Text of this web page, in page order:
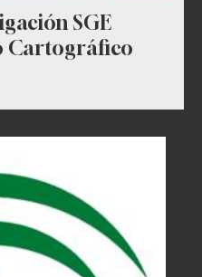
SGE
Cartográfico